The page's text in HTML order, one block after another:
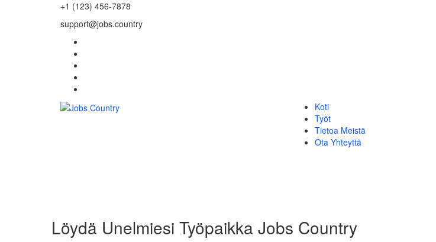
+1 (123) 456-7878
support@jobs.country
Koti
Työt
Tietoa Meistä
Ota Yhteyttä
Löydä Unelmiesi Työpaikka Jobs Country